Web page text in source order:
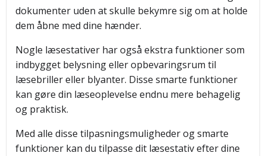
dokumenter uden at skulle bekymre sig om at holde
dem åbne med dine hænder.
Nogle læsestativer har også ekstra funktioner som
indbygget belysning eller opbevaringsrum til
læsebriller eller blyanter. Disse smarte funktioner
kan gøre din læseoplevelse endnu mere behagelig
og praktisk.
Med alle disse tilpasningsmuligheder og smarte
funktioner kan du tilpasse dit læsestativ efter dine